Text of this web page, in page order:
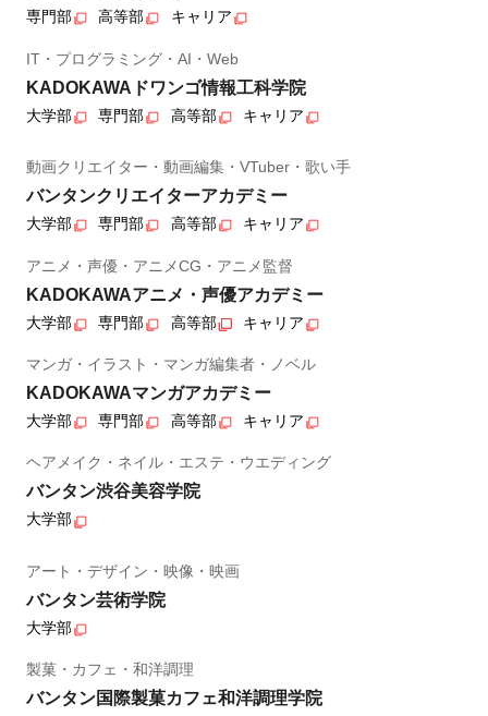
専門部 高等部 キャリア
IT・プログラミング・AI・Web
KADOKAWAドワンゴ情報工科学院
大学部 専門部 高等部 キャリア
動画クリエイター・動画編集・VTuber・歌い手
バンタンクリエイターアカデミー
大学部 専門部 高等部 キャリア
アニメ・声優・アニメCG・アニメ監督
KADOKAWAアニメ・声優アカデミー
大学部 専門部 高等部 キャリア
マンガ・イラスト・マンガ編集者・ノベル
KADOKAWAマンガアカデミー
大学部 専門部 高等部 キャリア
ヘアメイク・ネイル・エステ・ウエディング
バンタン渋谷美容学院
大学部
アート・デザイン・映像・映画
バンタン芸術学院
大学部
製菓・カフェ・和洋調理
バンタン国際製菓カフェ和洋調理学院